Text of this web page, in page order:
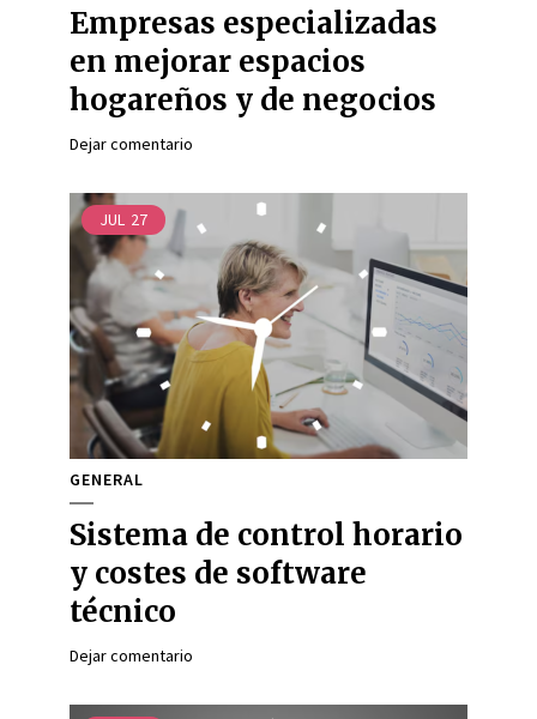
Empresas especializadas
en mejorar espacios
hogareños y de negocios
Dejar comentario
JUL 27
GENERAL
Sistema de control horario
y costes de software
técnico
Dejar comentario